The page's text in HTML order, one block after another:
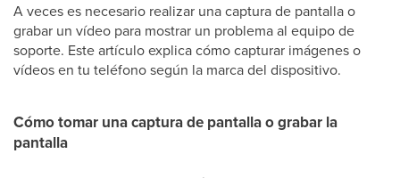
A veces es necesario realizar una captura de pantalla o
grabar un vídeo para mostrar un problema al equipo de
soporte. Este artículo explica cómo capturar imágenes o
vídeos en tu teléfono según la marca del dispositivo.
Cómo tomar una captura de pantalla o grabar la
pantalla